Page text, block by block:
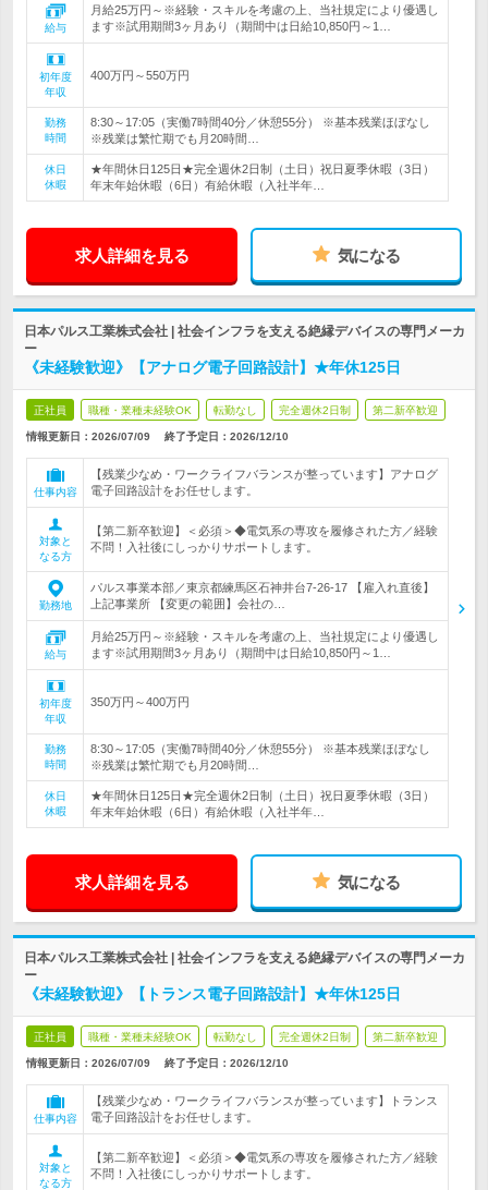
給与
月給25万円～※経験・スキルを考慮の上、当社規定により優遇し
ます※試用期間3ヶ月あり（期間中は日給10,850円～1…
初年度
年収
400万円～550万円
勤務
時間
8:30～17:05（実働7時間40分／休憩55分） ※基本残業ほぼなし
※残業は繁忙期でも月20時間…
休日
休暇
★年間休日125日★完全週休2日制（土日）祝日夏季休暇（3日）
年末年始休暇（6日）有給休暇（入社半年…
求人詳細を見る 気になる
日本パルス工業株式会社 | 社会インフラを支える絶縁デバイスの専門メーカ
ー
《未経験歓迎》【アナログ電子回路設計】★年休125日
正社員 職種・業種未経験OK 転勤なし 完全週休2日制 第二新卒歓迎
情報更新日：2026/07/09 終了予定日： 2026/12/10
仕事内容
【残業少なめ・ワークライフバランスが整っています】アナログ
電子回路設計をお任せします。
対象と
なる方
【第二新卒歓迎】＜必須＞◆電気系の専攻を履修された方／経験
不問！入社後にしっかりサポートします。
勤務地
パルス事業本部／東京都練馬区石神井台7-26-17 【雇入れ直後】
上記事業所 【変更の範囲】会社の…
給与
月給25万円～※経験・スキルを考慮の上、当社規定により優遇し
ます※試用期間3ヶ月あり（期間中は日給10,850円～1…
初年度
年収
350万円～400万円
勤務
時間
8:30～17:05（実働7時間40分／休憩55分） ※基本残業ほぼなし
※残業は繁忙期でも月20時間…
休日
休暇
★年間休日125日★完全週休2日制（土日）祝日夏季休暇（3日）
年末年始休暇（6日）有給休暇（入社半年…
求人詳細を見る 気になる
日本パルス工業株式会社 | 社会インフラを支える絶縁デバイスの専門メーカ
ー
《未経験歓迎》【トランス電子回路設計】★年休125日
正社員 職種・業種未経験OK 転勤なし 完全週休2日制 第二新卒歓迎
情報更新日：2026/07/09 終了予定日： 2026/12/10
仕事内容
【残業少なめ・ワークライフバランスが整っています】トランス
電子回路設計をお任せします。
対象と
なる方
【第二新卒歓迎】＜必須＞◆電気系の専攻を履修された方／経験
不問！入社後にしっかりサポートします。